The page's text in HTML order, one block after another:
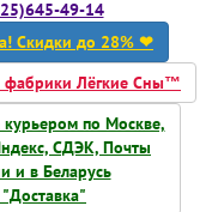
49-14
Скидки до 28% ❤
фабрики Лёгкие Сны™
курьером по Москве,
СДЭК, Почты
и в Беларусь